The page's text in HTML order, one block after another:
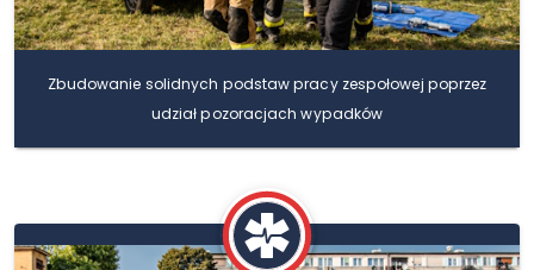
Zbudowanie solidnych podstaw pracy zespołowej poprzez
udział pozoracjach wypadków